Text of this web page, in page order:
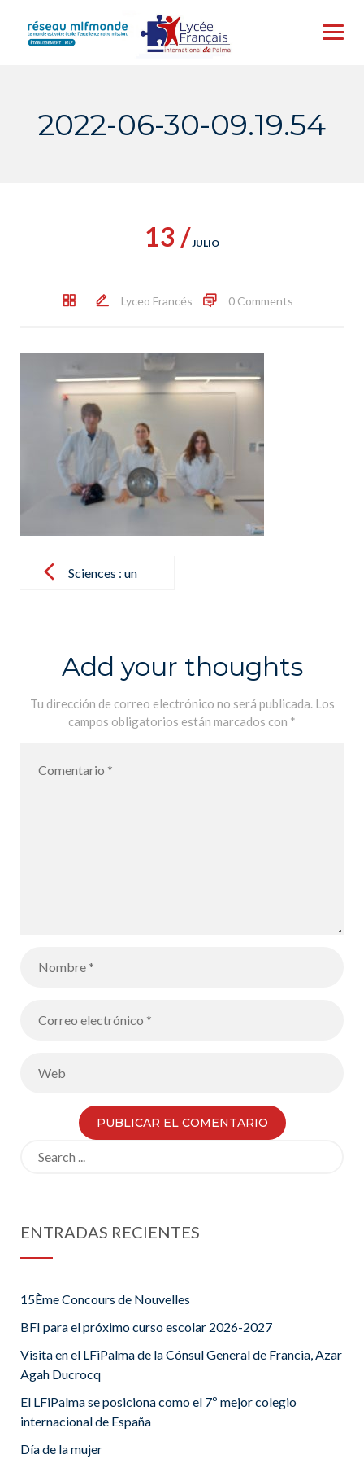
content
2022-06-30-09.19.54
13 /JULIO
Lyceo Francés 0 Comments
navigationSciences : un
Ciencias : una
última clase
con monsieur
Add your thoughts
Tu dirección de correo electrónico no será publicada. Los
campos obligatorios están marcados con *
ENTRADAS RECIENTES
15Ème Concours de Nouvelles
BFI para el próximo curso escolar 2026-2027
Visita en el LFiPalma de la Cónsul General de Francia, Azar
Agah Ducrocq
El LFiPalma se posiciona como el 7º mejor colegio
internacional de España
Día de la mujer